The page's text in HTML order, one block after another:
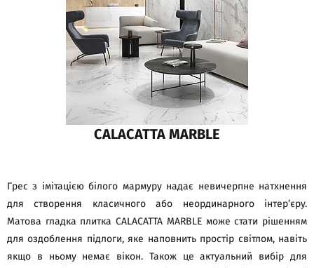
CALACATTA MARBLE
Грес з імітацією білого мармуру надає невичерпне натхнення
для створення класичного або неординарного інтер’єру.
Матова гладка плитка CALACATTA MARBLE може стати рішенням
для оздоблення підлоги, яке наповнить простір світлом, навіть
якщо в ньому немає вікон. Також це актуальний вибір для